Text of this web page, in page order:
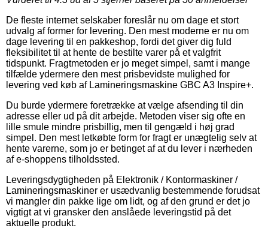
De fleste internet selskaber foreslår nu om dage et stort
udvalg af former for levering. Den mest moderne er nu om
dage levering til en pakkeshop, fordi det giver dig fuld
fleksibilitet til at hente de bestilte varer på et valgfrit
tidspunkt. Fragtmetoden er jo meget simpel, samt i mange
tilfælde ydermere den mest prisbevidste mulighed for
levering ved køb af Lamineringsmaskine GBC A3 Inspire+.
Du burde ydermere foretrække at vælge afsending til din
adresse eller ud på dit arbejde. Metoden viser sig ofte en
lille smule mindre prisbillig, men til gengæld i høj grad
simpel. Den mest letkøbte form for fragt er unægtelig selv at
hente varerne, som jo er betinget af at du lever i nærheden
af e-shoppens tilholdssted.
Leveringsdygtigheden på Elektronik / Kontormaskiner /
Lamineringsmaskiner er usædvanlig bestemmende forudsat
vi mangler din pakke lige om lidt, og af den grund er det jo
vigtigt at vi gransker den anslåede leveringstid på det
aktuelle produkt.